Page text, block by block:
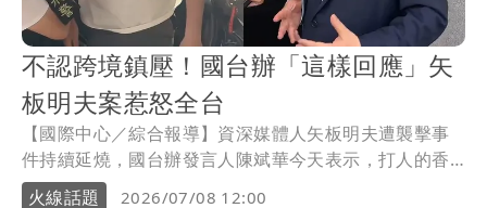
不認跨境鎮壓！國台辦「這樣回應」矢
板明夫案惹怒全台
【國際中心／綜合報導】資深媒體人矢板明夫遭襲擊事
件持續延燒，國台辦發言人陳斌華今天表示，打人的香
港男子是出於「義憤」動手，這是一起普通、偶發的治
火線話題 2026/07/08 12:00